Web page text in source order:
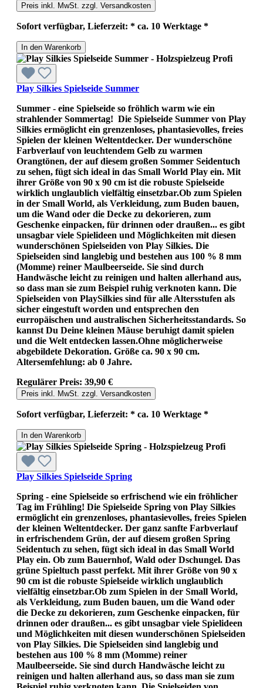
Preis inkl. MwSt. zzgl. Versandkosten
Sofort verfügbar, Lieferzeit: * ca. 10 Werktage *
In den Warenkorb
Play Silkies Spielseide Summer
Summer - eine Spielseide so fröhlich warm wie ein
strahlender Sommertag! Die Spielseide Summer von Play
Silkies ermöglicht ein grenzenloses, phantasievolles, freies
Spielen der kleinen Weltentdecker. Der wunderschöne
Farbverlauf von leuchtendem Gelb zu warmen
Orangtönen, der auf diesem großen Sommer Seidentuch
zu sehen, fügt sich ideal in das Small World Play ein. Mit
ihrer Größe von 90 x 90 cm ist die robuste Spielseide
wirklich unglaublich vielfältig einsetzbar.Ob zum Spielen
in der Small World, als Verkleidung, zum Buden bauen,
um die Wand oder die Decke zu dekorieren, zum
Geschenke einpacken, für drinnen oder draußen... es gibt
unsagbar viele Spielideen und Möglichkeiten mit diesen
wunderschönen Spielseiden von Play Silkies. Die
Spielseiden sind langlebig und bestehen aus 100 % 8 mm
(Momme) reiner Maulbeerseide. Sie sind durch
Handwäsche leicht zu reinigen und halten allerhand aus,
so dass man sie zum Beispiel ruhig verknoten kann. Die
Spielseiden von PlaySilkies sind für alle Altersstufen als
sicher eingestuft worden und entsprechen den
eurropäischen und australischen Sicherheitsstandards. So
kannst Du Deine kleinen Mäuse beruhigt damit spielen
und die Welt entdecken lassen.Ohne möglicherweise
abgebildete Dekoration. Größe ca. 90 x 90 cm.
Altersemfehlung: ab 0 Jahre.
Regulärer Preis: 39,90 €
Preis inkl. MwSt. zzgl. Versandkosten
Sofort verfügbar, Lieferzeit: * ca. 10 Werktage *
In den Warenkorb
Play Silkies Spielseide Spring
Spring - eine Spielseide so erfrischend wie ein fröhlicher
Tag im Frühling! Die Spielseide Spring von Play Silkies
ermöglicht ein grenzenloses, phantasievolles, freies Spielen
der kleinen Weltentdecker. Der ganz sanfte Farbverlauf
in erfrischendem Grün, der auf diesem großen Spring
Seidentuch zu sehen, fügt sich ideal in das Small World
Play ein. Ob zum Bauernhof, Wald oder Dschungel. Das
grüne Spieltuch passt perfekt. Mit ihrer Größe von 90 x
90 cm ist die robuste Spielseide wirklich unglaublich
vielfältig einsetzbar.Ob zum Spielen in der Small World,
als Verkleidung, zum Buden bauen, um die Wand oder
die Decke zu dekorieren, zum Geschenke einpacken, für
drinnen oder draußen... es gibt unsagbar viele Spielideen
und Möglichkeiten mit diesen wunderschönen Spielseiden
von Play Silkies. Die Spielseiden sind langlebig und
bestehen aus 100 % 8 mm (Momme) reiner
Maulbeerseide. Sie sind durch Handwäsche leicht zu
reinigen und halten allerhand aus, so dass man sie zum